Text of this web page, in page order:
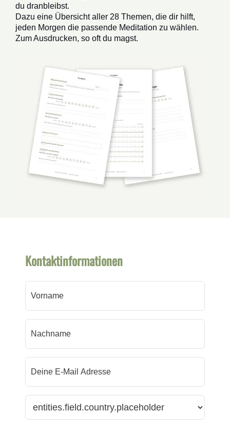
du dranbleibst.
Dazu eine Übersicht aller 28 Themen, die dir hilft,
jeden Morgen die passende Meditation zu wählen.
Zum Ausdrucken, so oft du magst.
Kontaktinformationen